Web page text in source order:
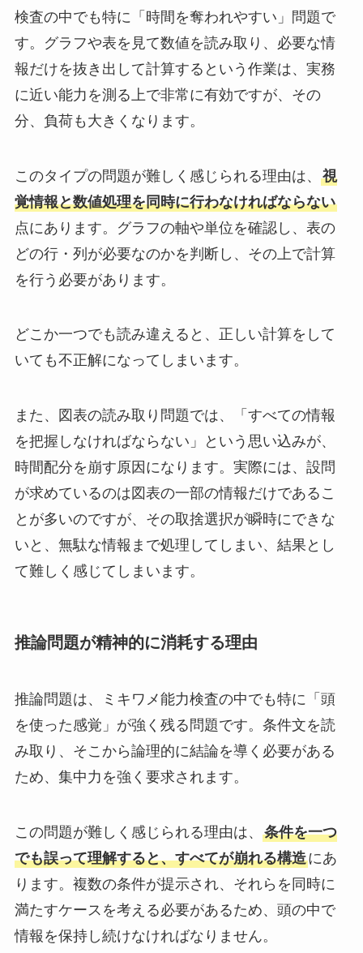
検査の中でも特に「時間を奪われやすい」問題で
す。グラフや表を見て数値を読み取り、必要な情
報だけを抜き出して計算するという作業は、実務
に近い能力を測る上で非常に有効ですが、その
分、負荷も大きくなります。
このタイプの問題が難しく感じられる理由は、 視
覚情報と数値処理を同時に行わなければならない
点にあります。グラフの軸や単位を確認し、表の
どの行・列が必要なのかを判断し、その上で計算
を行う必要があります。
どこか一つでも読み違えると、正しい計算をして
いても不正解になってしまいます。
また、図表の読み取り問題では、「すべての情報
を把握しなければならない」という思い込みが、
時間配分を崩す原因になります。実際には、設問
が求めているのは図表の一部の情報だけであるこ
とが多いのですが、その取捨選択が瞬時にできな
いと、無駄な情報まで処理してしまい、結果とし
て難しく感じてしまいます。
推論問題が精神的に消耗する理由
推論問題は、ミキワメ能力検査の中でも特に「頭
を使った感覚」が強く残る問題です。条件文を読
み取り、そこから論理的に結論を導く必要がある
ため、集中力を強く要求されます。
この問題が難しく感じられる理由は、 条件を一つ
でも誤って理解すると、すべてが崩れる構造にあ
ります。複数の条件が提示され、それらを同時に
満たすケースを考える必要があるため、頭の中で
情報を保持し続けなければなりません。